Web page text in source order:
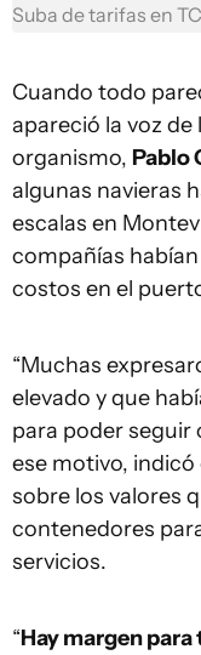
Suba de tarifas en
Cuando todo
apareció la voz de
organismo, Pablo
algunas navieras
escalas en
compañías
costos en el
“Muchas
elevado y que
para poder seguir
ese motivo,
sobre los valores
contenedores
servicios.
“Hay margen